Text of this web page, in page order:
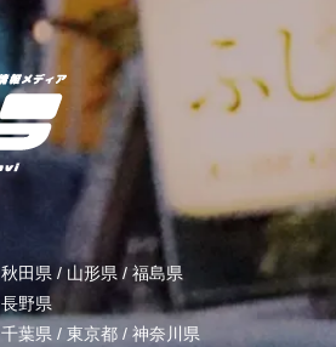
秋田県 / 山形県 / 福島県
長野県
千葉県 / 東京都 / 神奈川県